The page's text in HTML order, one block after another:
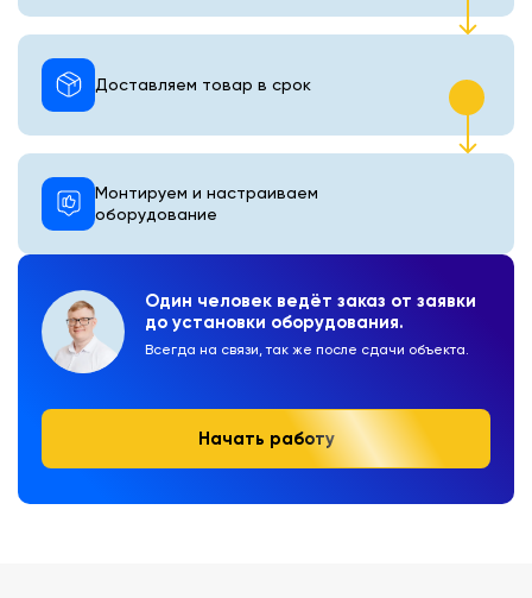
Один человек ведёт заказ от заявки
до установки оборудования.
Всегда на связи, так же после сдачи объекта.
Начать работу
Монтируем и настраиваем
оборудование
Доставляем товар в срок